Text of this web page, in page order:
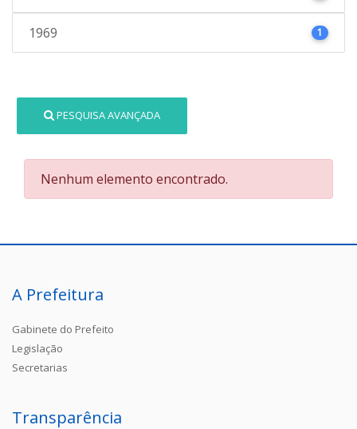
1969 1
PESQUISA AVANÇADA
Nenhum elemento encontrado.
A Prefeitura
Gabinete do Prefeito
Legislação
Secretarias
Transparência